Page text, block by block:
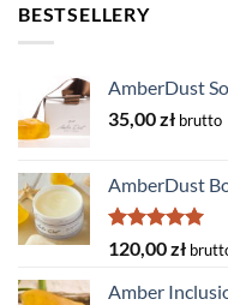
BESTSELLERY
AmberDust
35,00zł brutto
AmberDust
Oceniono
5.00na 5
120,00zł
Amber